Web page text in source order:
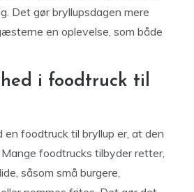
Det gør bryllupsdagen mere
en oplevelse, som både
i foodtruck til
en foodtruck til bryllup er, at den
foodtrucks tilbyder retter,
såsom små burgere,